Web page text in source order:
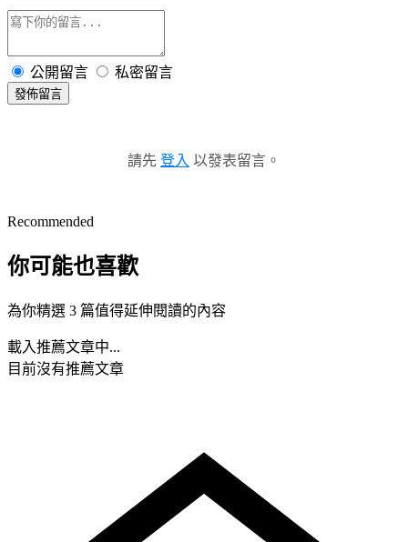
公開留言 私密留言
發佈留言
請先 登入 以發表留言。
Recommended
你可能也喜歡
為你精選 3 篇值得延伸閱讀的內容
載入推薦文章中...
目前沒有推薦文章